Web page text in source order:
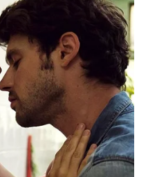
koje dugo nisu videli.
KOJE
ŽIVOTA
od najlepših perioda u
neće biti prolazna,
ćete osetiti da se život
strpljenje i borba